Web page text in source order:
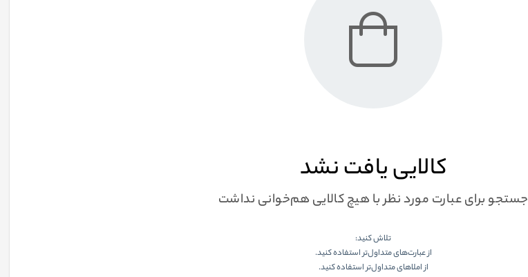
کالایی یافت نشد
جستجو برای عبارت مورد نظر با هیچ کالایی هم‌خوانی نداشت
تلاش کنید:
از عبارت‌های متداول‌تر استفاده کنید.
از املاهای متداول‌تر استفاده کنید.